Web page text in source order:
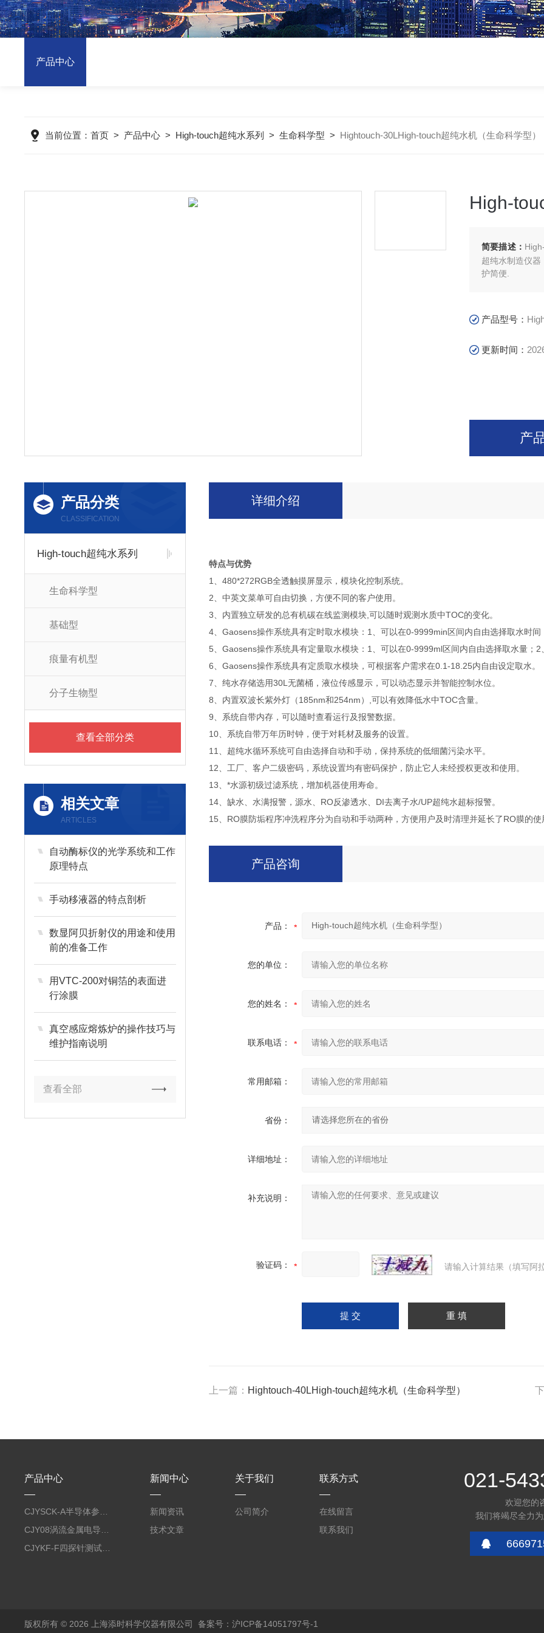
产品中心
当前位置：首页 > 产品中心 > High-touch超纯水系列 >生命科学型 > Hightouch-30LHigh-touch超纯水机（生命科学型）
High-
简要描述：
超纯水制造仪
护简便.
产品型号：
更新时间：
产
产品分类
CLASSIFICATION
High-touch超纯水系列
生命科学型
基础型
痕量有机型
分子生物型
查看全部分类
相关文章
ARTICLES
自动酶标仪的光学系统和工作
原理特点
手动移液器的特点剖析
数显阿贝折射仪的用途和使用
前的准备工作
用VTC-200对铜箔的表面进
行涂膜
真空感应熔炼炉的操作技巧与
维护指南说明
查看全部
详细介绍
特点与优势
1、480*272RGB全透触摸屏显示，模块化控制系统。
2、中英文菜单可自由切换，方便不同的客户使用。
3、内置独立研发的总有机碳在线监测模块,可以随时观测水质中TOC的变化。
4、Gaosens操作系统具有定时取水模块：1、可以在0-9999min区间内自由选择取水时
5、Gaosens操作系统具有定量取水模块：1、可以在0-9999ml区间内自由选择取水量
6、Gaosens操作系统具有定质取水模块，可根据客户需求在0.1-18.25内自由设定取水。
7、纯水存储选用30L无菌桶，液位传感显示，可以动态显示并智能控制水位。
8、内置双波长紫外灯（185nm和254nm）,可以有效降低水中TOC含量。
9、系统自带内存，可以随时查看运行及报警数据。
10、系统自带万年历时钟，便于对耗材及服务的设置。
11、超纯水循环系统可自由选择自动和手动，保持系统的低细菌污染水平。
12、工厂、客户二级密码，系统设置均有密码保护，防止它人未经授权更改和使用。
13、*水源初级过滤系统，增加机器使用寿命。
14、缺水、水满报警，源水、RO反渗透水、DI去离子水/UP超纯水超标报警。
15、RO膜防垢程序冲洗程序分为自动和手动两种，方便用户及时清理并延长了RO膜的使
产品咨询
产品：
您的单位：
您的姓名：
联系电话：
常用邮箱：
省份：
详细地址：
补充说明：
验证码： 请输入计算结果（填写阿
上一篇： Hightouch-40LHigh-touch超纯水机（生命科学型）
产品中心 新闻中心
新闻资讯
技术文章
关于我们
公司简介
联系方式
在线留言
联系我们
021-
欢迎您的
我们将竭尽全力
版权所有 © 2026 上海添时科学仪器有限公司备案号：沪ICP备14051797号-1